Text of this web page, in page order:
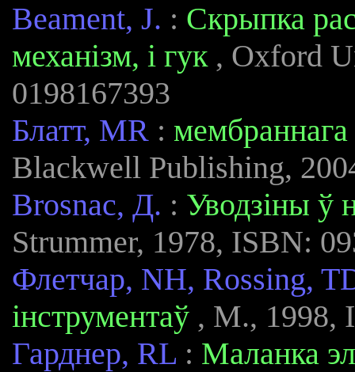
Beament, J. : Скрыпка
механізм, і гук, Oxford
0198167393
Блатт, MR : мембраннага
Blackwell Publishing,
Brosnac, Д. : Уводзіны ў
Strummer, 1978, ISBN:
Флетчар, NH, Rossing,
інструментаў , М., 1998,
Гарднер, RL : Маланка